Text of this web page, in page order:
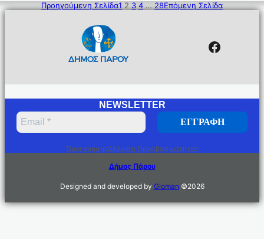
Προηγούμενη Σελίδα1 2 3 4 … 28Επόμενη Σελίδα
NEWSLETTER
Όροι χρήσηςΔήλωση Προσβασιμότητας
Δήμος Πάρου
Designed and developed by Gloman ©2026